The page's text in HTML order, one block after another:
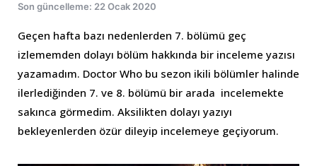
Son güncelleme: 22 Ocak 2020
Geçen hafta bazı nedenlerden 7. bölümü geç
izlememden dolayı bölüm hakkında bir inceleme yazısı
yazamadım. Doctor Who bu sezon ikili bölümler halinde
ilerlediğinden 7. ve 8. bölümü bir arada incelemekte
sakınca görmedim. Aksilikten dolayı yazıyı
bekleyenlerden özür dileyip incelemeye geçiyorum.